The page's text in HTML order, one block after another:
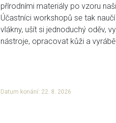
přírodními materiály po vzoru
Účastníci workshopů se tak
vlákny, ušít si jednoduchý oděv,
nástroje, opracovat kůži a
Datum konání: 22. 8. 2026